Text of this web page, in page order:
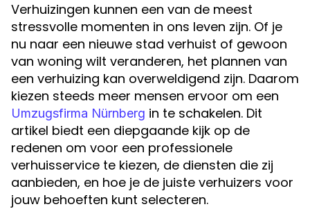
Verhuizingen kunnen een van de meest
stressvolle momenten in ons leven zijn. Of je
nu naar een nieuwe stad verhuist of gewoon
van woning wilt veranderen, het plannen van
een verhuizing kan overweldigend zijn. Daarom
kiezen steeds meer mensen ervoor om een
Umzugsfirma Nürnberg in te schakelen. Dit
artikel biedt een diepgaande kijk op de
redenen om voor een professionele
verhuisservice te kiezen, de diensten die zij
aanbieden, en hoe je de juiste verhuizers voor
jouw behoeften kunt selecteren.